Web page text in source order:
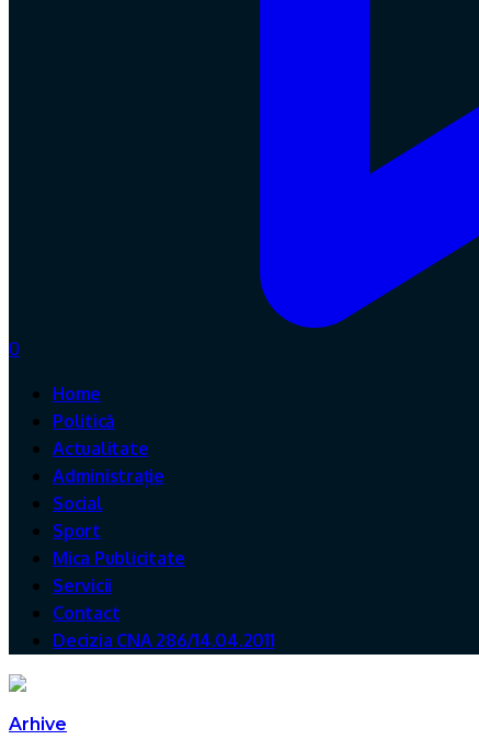
0
Home
Politică
Actualitate
Administrație
Social
Sport
Mica Publicitate
Servicii
Contact
Decizia CNA 286/14.04.2011
Arhive